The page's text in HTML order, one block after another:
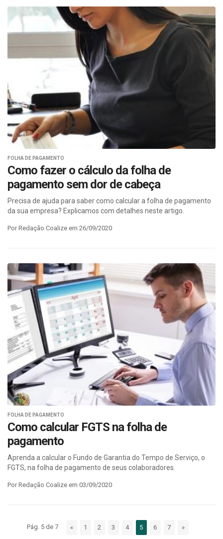
FOLHA DE PAGAMENTO
Como fazer o cálculo da folha de
pagamento sem dor de cabeça
Precisa de ajuda para saber como calcular a folha de pagamento
da sua empresa? Explicamos com detalhes neste artigo.
Por Redação Coalize em 26/09/2020
FOLHA DE PAGAMENTO
Como calcular FGTS na folha de
pagamento
Aprenda a calcular o Fundo de Garantia do Tempo de Serviço, o
FGTS, na folha de pagamento de seus colaboradores.
Por Redação Coalize em 03/09/2020
Pág. 5 de 7 « 1 2 3 4 5 6 7 »